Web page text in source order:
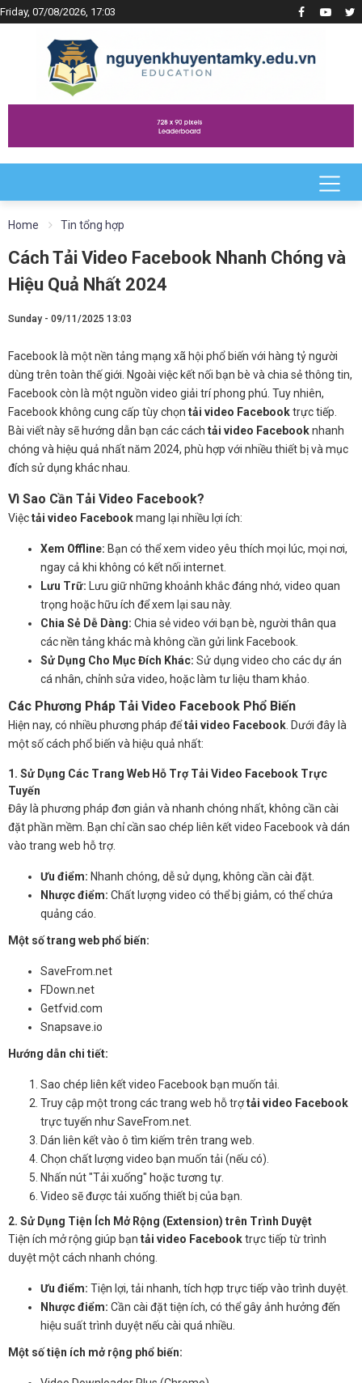
Friday, 07/08/2026, 17:03
Home Tin tổng hợp
Cách Tải Video Facebook Nhanh Chóng và
Hiệu Quả Nhất 2024
Sunday - 09/11/2025 13:03
Facebook là một nền tảng mạng xã hội phổ biến với hàng tỷ người
dùng trên toàn thế giới. Ngoài việc kết nối bạn bè và chia sẻ thông tin,
Facebook còn là một nguồn video giải trí phong phú. Tuy nhiên,
Facebook không cung cấp tùy chọn tải video Facebooktrực tiếp.
Bài viết này sẽ hướng dẫn bạn các cách tải video Facebooknhanh
chóng và hiệu quả nhất năm 2024, phù hợp với nhiều thiết bị và mục
đích sử dụng khác nhau.
Vì Sao Cần Tải Video Facebook?
Việctải video Facebookmang lại nhiều lợi ích:
Xem Offline: Bạn có thể xem video yêu thích mọi lúc, mọi nơi,
ngay cả khi không có kết nối internet.
Lưu Trữ: Lưu giữ những khoảnh khắc đáng nhớ, video quan
trọng hoặc hữu ích để xem lại sau này.
Chia Sẻ Dễ Dàng: Chia sẻ video với bạn bè, người thân qua
các nền tảng khác mà không cần gửi link Facebook.
Sử Dụng Cho Mục Đích Khác: Sử dụng video cho các dự án
cá nhân, chỉnh sửa video, hoặc làm tư liệu tham khảo.
Các Phương Pháp Tải Video Facebook Phổ Biến
Hiện nay, có nhiều phương pháp đểtải video Facebook . Dưới đây là
một số cách phổ biến và hiệu quả nhất:
1. Sử Dụng Các Trang Web Hỗ Trợ Tải Video Facebook Trực
Tuyến
Đây là phương pháp đơn giản và nhanh chóng nhất, không cần cài
đặt phần mềm. Bạn chỉ cần sao chép liên kết video Facebook và dán
vào trang web hỗ trợ.
Ưu điểm: Nhanh chóng, dễ sử dụng, không cần cài đặt.
Nhược điểm: Chất lượng video có thể bị giảm, có thể chứa
quảng cáo.
Một số trang web phổ biến:
SaveFrom.net
FDown.net
Getfvid.com
Snapsave.io
Hướng dẫn chi tiết:
Sao chép liên kết video Facebook bạn muốn tải.
Truy cập một trong các trang web hỗ trợtải video Facebook
trực tuyến như SaveFrom.net.
Dán liên kết vào ô tìm kiếm trên trang web.
Chọn chất lượng video bạn muốn tải (nếu có).
Nhấn nút "Tải xuống" hoặc tương tự.
Video sẽ được tải xuống thiết bị của bạn.
2. Sử Dụng Tiện Ích Mở Rộng (Extension) trên Trình Duyệt
Tiện ích mở rộng giúp bạn tải video Facebooktrực tiếp từ trình
duyệt một cách nhanh chóng.
Ưu điểm: Tiện lợi, tải nhanh, tích hợp trực tiếp vào trình duyệt.
Nhược điểm: Cần cài đặt tiện ích, có thể gây ảnh hưởng đến
hiệu suất trình duyệt nếu cài quá nhiều.
Một số tiện ích mở rộng phổ biến: